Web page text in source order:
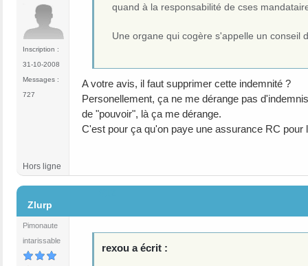
Inscription :
31-10-2008
Messages :
727
quand à la responsabilité de cses
Une organe qui cogère s'appelle un conseil
A votre avis, il faut supprimer cette indemnité ?
Personellement, ça ne me dérange pas
de "pouvoir", là ça me dérange.
C'est pour ça qu'on paye une assurance RC pour
Hors ligne
Zlurp
Pimonaute
intarissable
rexou a écrit :